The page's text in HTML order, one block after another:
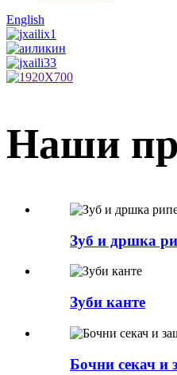
English
Наши
Зуб и дршка
Зуби канте
Бочни секач и